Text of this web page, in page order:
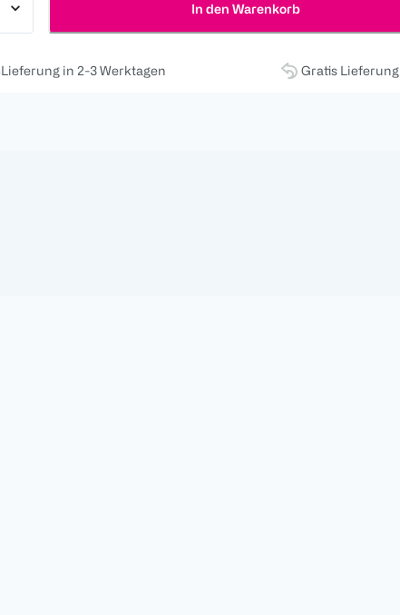
In den Warenkorb
Lieferung in 2-3 Werktagen Gratis